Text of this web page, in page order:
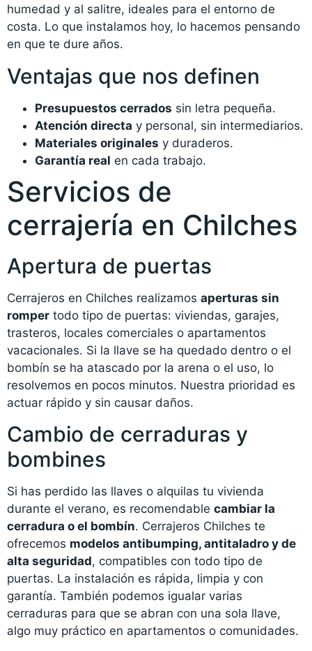
humedad y al salitre, ideales para el entorno de
costa. Lo que instalamos hoy, lo hacemos pensando
en que te dure años.
Ventajas que nos definen
Presupuestos cerrados sin letra pequeña.
Atención directa y personal, sin intermediarios.
Materiales originales y duraderos.
Garantía real en cada trabajo.
Servicios de
cerrajería en Chilches
Apertura de puertas
Cerrajeros en Chilches realizamos aperturas sin
romper todo tipo de puertas: viviendas, garajes,
trasteros, locales comerciales o apartamentos
vacacionales. Si la llave se ha quedado dentro o el
bombín se ha atascado por la arena o el uso, lo
resolvemos en pocos minutos. Nuestra prioridad es
actuar rápido y sin causar daños.
Cambio de cerraduras y
bombines
Si has perdido las llaves o alquilas tu vivienda
durante el verano, es recomendable cambiar la
cerradura o el bombín. Cerrajeros Chilches te
ofrecemos modelos antibumping, antitaladro y de
alta seguridad, compatibles con todo tipo de
puertas. La instalación es rápida, limpia y con
garantía. También podemos igualar varias
cerraduras para que se abran con una sola llave,
algo muy práctico en apartamentos o comunidades.